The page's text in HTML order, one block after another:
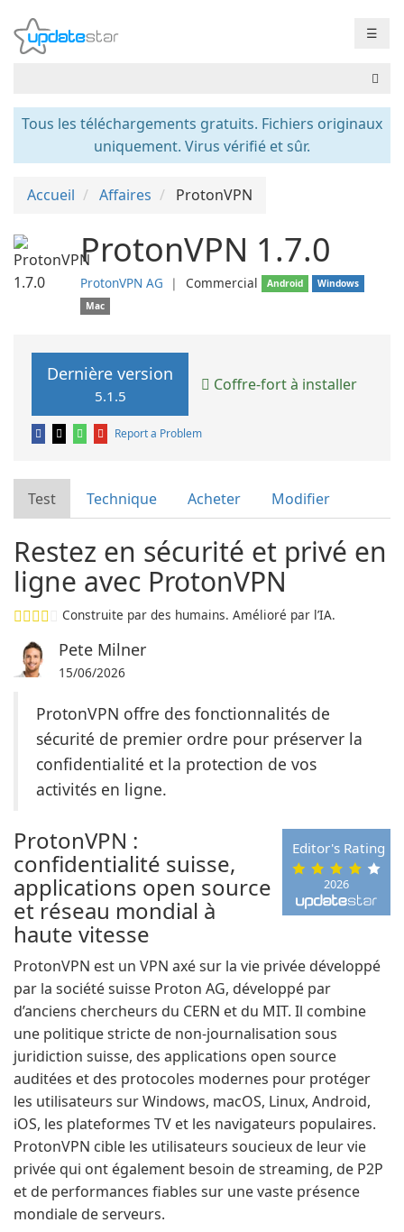
☰
Tous les téléchargements gratuits. Fichiers originaux
uniquement. Virus vérifié et sûr.
Accueil Affaires ProtonVPN
ProtonVPN 1.7.0
ProtonVPN AG ❘ Commercial Android
Windows
Mac
Dernière version
5.1.5
Coffre-fort à installer
Report a Problem
Test Technique Acheter Modifier
Restez en sécurité et privé en
ligne avec ProtonVPN
Construite par des humains. Amélioré par l’IA.
Pete Milner
15/06/2026
ProtonVPN offre des fonctionnalités de
sécurité de premier ordre pour préserver la
confidentialité et la protection de vos
activités en ligne.
2026
Editor's Rating
ProtonVPN :
confidentialité suisse,
applications open source
et réseau mondial à
haute vitesse
ProtonVPN est un VPN axé sur la vie privée développé
par la société suisse Proton AG, développé par
d’anciens chercheurs du CERN et du MIT. Il combine
une politique stricte de non-journalisation sous
juridiction suisse, des applications open source
auditées et des protocoles modernes pour protéger
les utilisateurs sur Windows, macOS, Linux, Android,
iOS, les plateformes TV et les navigateurs populaires.
ProtonVPN cible les utilisateurs soucieux de leur vie
privée qui ont également besoin de streaming, de P2P
et de performances fiables sur une vaste présence
mondiale de serveurs.